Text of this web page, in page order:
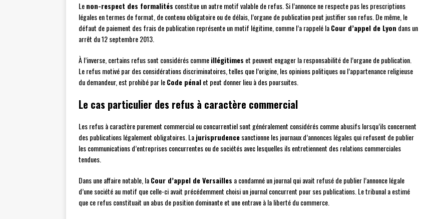
Lenon-respect des formalités constitue un autre motif valable de refus. Si l’annonce ne respecte pas les prescriptions
légales en termes de format, de contenu obligatoire ou de délais, l’organe de publication peut justifier son refus. De même, le
défaut de paiement des frais de publication représente un motif légitime, comme l’a rappelé laCour d’appel de Lyon dans un
arrêt du 12 septembre 2013.
À l’inverse, certains refus sont considérés commeillégitimes et peuvent engager la responsabilité de l’organe de publication.
Le refus motivé par des considérations discriminatoires, telles que l’origine, les opinions politiques ou l’appartenance religieuse
du demandeur, est prohibé par leCode pénalet peut donner lieu à des poursuites.
Le cas particulier des refus à caractère commercial
Les refus à caractère purement commercial ou concurrentiel sont généralement considérés comme abusifs lorsqu’ils concernent
des publications légalement obligatoires. Lajurisprudencesanctionne les journaux d’annonces légales qui refusent de publier
les communications d’entreprises concurrentes ou de sociétés avec lesquelles ils entretiennent des relations commerciales
tendues.
Dans une affaire notable, laCour d’appel de Versailles a condamné un journal qui avait refusé de publier l’annonce légale
d’une société au motif que celle-ci avait précédemment choisi un journal concurrent pour ses publications. Le tribunal a estimé
que ce refus constituait un abus de position dominante et une entrave à la liberté du commerce.